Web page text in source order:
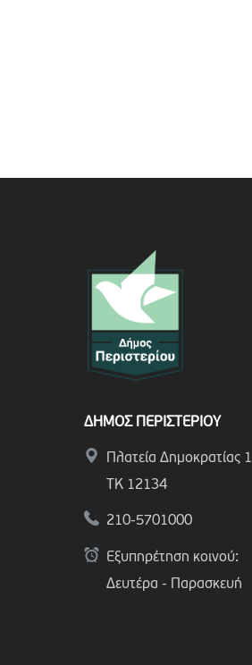
ΔΗΜΟΣ ΠΕΡΙΣΤΕΡΙΟΥ
Πλατεία Δημοκρατίας 1
ΤΚ 12134
210-5701000
Εξυπηρέτηση κοινού:
Δευτέρα - Παρασκευή